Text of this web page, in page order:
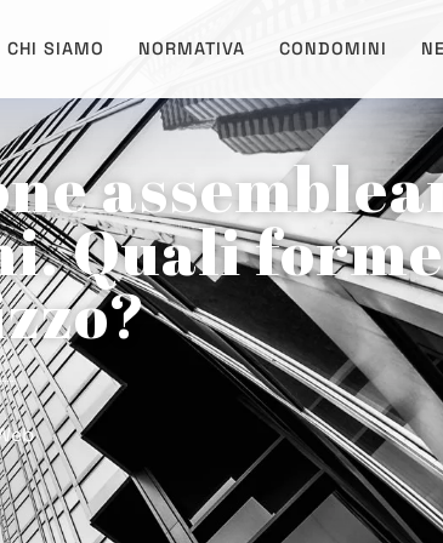
CHI SIAMO NORMATIVA CONDOMINI
Quali